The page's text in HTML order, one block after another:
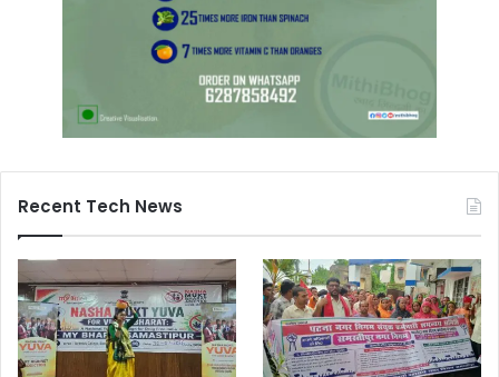
Recent Tech News